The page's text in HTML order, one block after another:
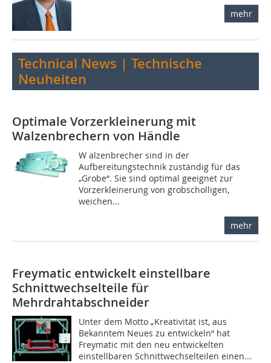
mehr
Technical News | Technische
Neuheiten
Optimale Vorzerkleinerung mit
Walzenbrechern von Händle
W alzenbrecher sind in der
Aufbereitungstechnik zuständig für das
„Grobe“. Sie sind optimal geeignet zur
Vorzerkleinerung von grobscholligen,
weichen...
mehr
Freymatic entwickelt einstellbare
Schnittwechselteile für
Mehrdrahtabschneider
Unter dem Motto „Kreativität ist, aus
Bekanntem Neues zu entwickeln“ hat
Freymatic mit den neu entwickelten
einstellbaren Schnittwechselteilen einen...